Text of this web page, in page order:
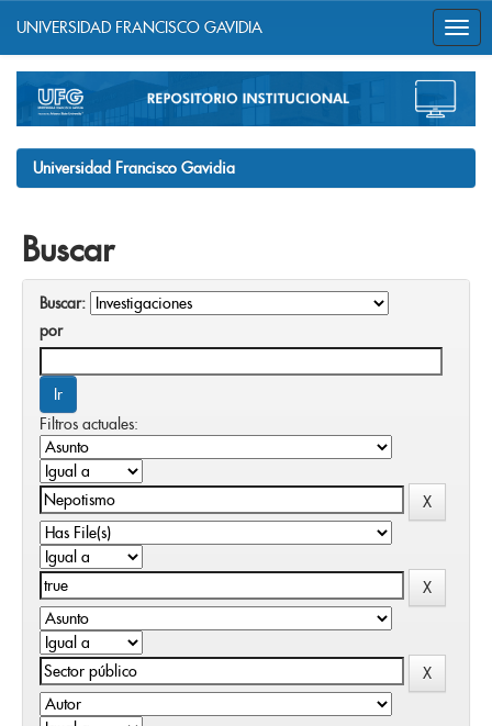
navigation
UNIVERSIDAD FRANCISCO GAVIDIA
Universidad Francisco Gavidia
Buscar
Buscar:
por
Filtros actuales: